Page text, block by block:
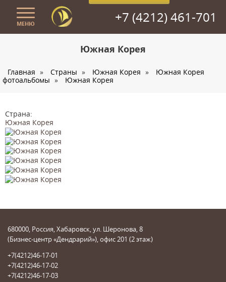
МЕНЮ +7 (4212) 461-701
Страны
Туристам
Корпоративное обслуживание
Новости
Контакты
Южная Корея
Главная » Страны » Южная Корея »
Южная Корея
фотоальбомы » Южная Корея
Страна:
Южная Корея
680000, Россия, Хабаровск, ул. Шеронова, 8
(Бизнес-центр «Дендрарий»), офис 201 (2 этаж)
+7(4212)46-17-01
+7(4212)46-17-02
+7(4212)46-17-03